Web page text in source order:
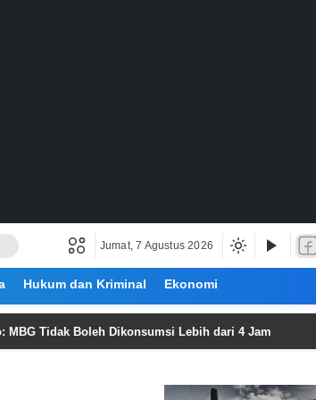
Jumat, 7 Agustus 2026
Hukum dan Kriminal Ekonomi
Boleh Dikonsumsi Lebih dari 4 Jam